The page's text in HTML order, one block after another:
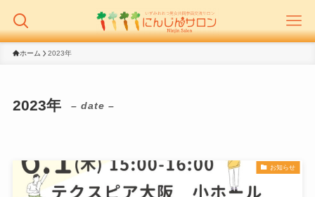
ホーム 2023年
2023年 – date –
お知らせ